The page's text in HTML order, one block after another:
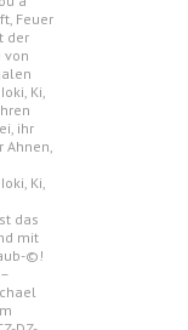
Feuer
der
von
Ki,
ihr
Ahnen,
Ki,
das
mit
©!